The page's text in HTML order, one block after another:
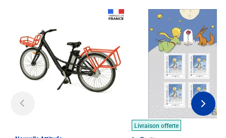
Livraison offerte
Prix 7,50€